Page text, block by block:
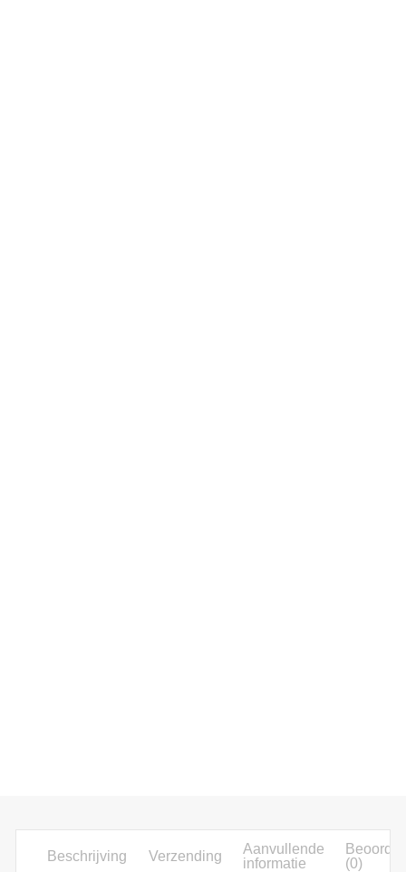
Beschrijving Verzending
Aanvullende
informatie
(0)